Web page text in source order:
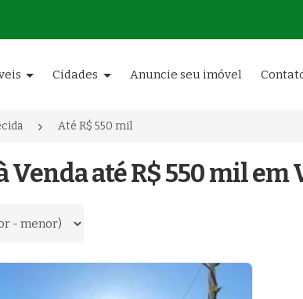
Cidades Anuncie seu imóvel
Até R$ 550 mil
Venda até R$ 550 mil